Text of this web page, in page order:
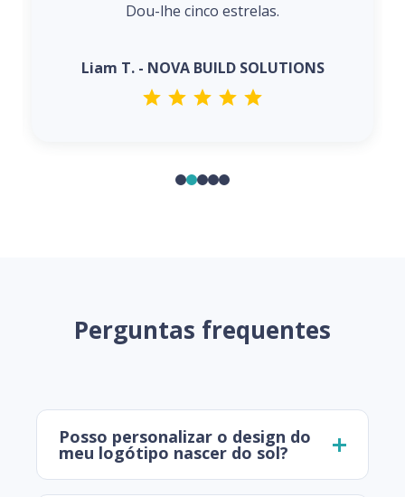
Dou-lhe cinco estrelas.
Liam T. - NOVA BUILD SOLUTIONS
Perguntas frequentes
Posso personalizar o design do
meu logótipo nascer do sol?